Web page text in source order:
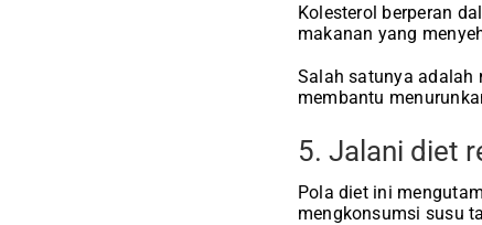
Kolesterol berperan
makanan yang
Salah satunya adalah
membantu
5. Jalani diet
Pola diet ini
mengkonsumsi susu